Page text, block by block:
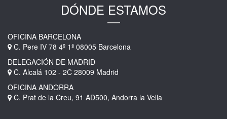
DÓNDE ESTAMOS
OFICINA BARCELONA
C. Pere IV 78 4º 1ª 08005 Barcelona
DELEGACIÓN DE MADRID
C. Alcalá 102 - 2C 28009 Madrid
OFICINA ANDORRA
C. Prat de la Creu, 91 AD500, Andorra la Vella